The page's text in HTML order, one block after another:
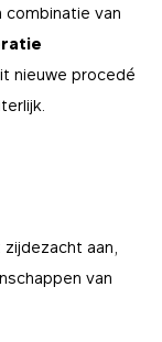
van
nieuwe procedé
aan,
van